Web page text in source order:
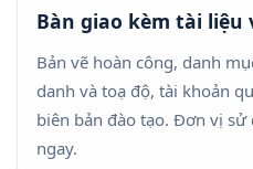
Bàn giao kèm tài liệu
Bản vẽ hoàn công, danh
danh và toạ độ, tài khoản
biên bản đào tạo. Đơn vị
ngay.